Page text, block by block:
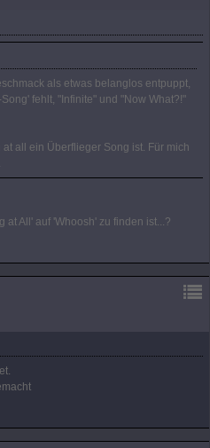
als etwas belanglos entpuppt,
fehlt, "Infinite" und "Now What?!"
all ein Überflieger Song ist. Für mich
at All' auf 'Whoosh' zu finden ist...?